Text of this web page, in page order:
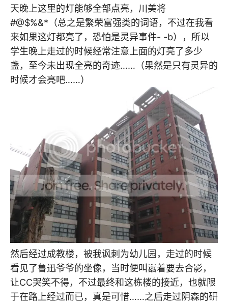
天晚上这里的灯能够全部点亮，川美将
#@$%&*（总之是繁荣富强类的词语，不过在我看
来如果这灯都亮了，恐怕是灵异事件- -b），所以
学生晚上走过的时候经常注意上面的灯亮了多少
盏，至今未出现全亮的奇迹……（果然是只有灵异的
时候才会亮吧……）
然后经过成教楼，被我讽刺为幼儿园，走过的时候
看见了鲁迅爷爷的坐像，当时便叫嚣着要去合影，
让CC哭笑不得，不过最终和这栋楼的接近，也就限
于在路上经过而已，真是可惜……之后走过阴森的研